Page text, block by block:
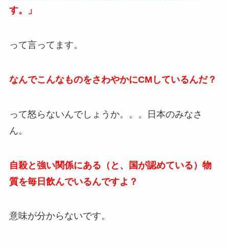
す。」
って言ってます。
なんでこんなものをさわやかにCMしているんだ？
って怒らないんでしょうか。。。日本のみなさ
ん。
自殺と強い関係にある（と、国が認めている）物
質を毎日飲んでいるんですよ？
意味が分からないです。